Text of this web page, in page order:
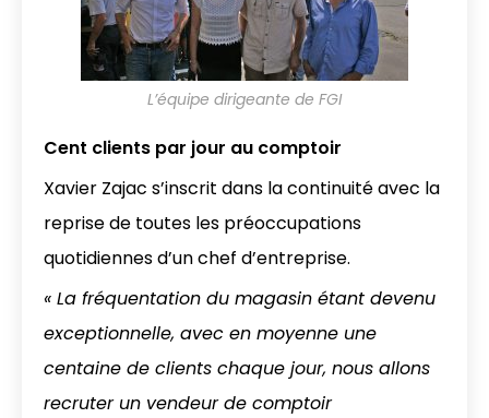
L’équipe dirigeante de FGI
Cent clients par jour au comptoir
Xavier Zajac s’inscrit dans la continuité avec la
reprise de toutes les préoccupations
quotidiennes d’un chef d’entreprise.
« La fréquentation du magasin étant devenu
exceptionnelle, avec en moyenne une
centaine de clients chaque jour, nous allons
recruter un vendeur de comptoir